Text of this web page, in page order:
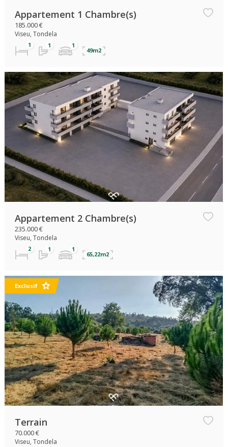
Appartement 1 Chambre(s)
185.000 €
Viseu, Tondela
49m2
Appartement 2 Chambre(s)
235.000 €
Viseu, Tondela
65,22m2
Exclusif
Terrain
70.000 €
Viseu, Tondela